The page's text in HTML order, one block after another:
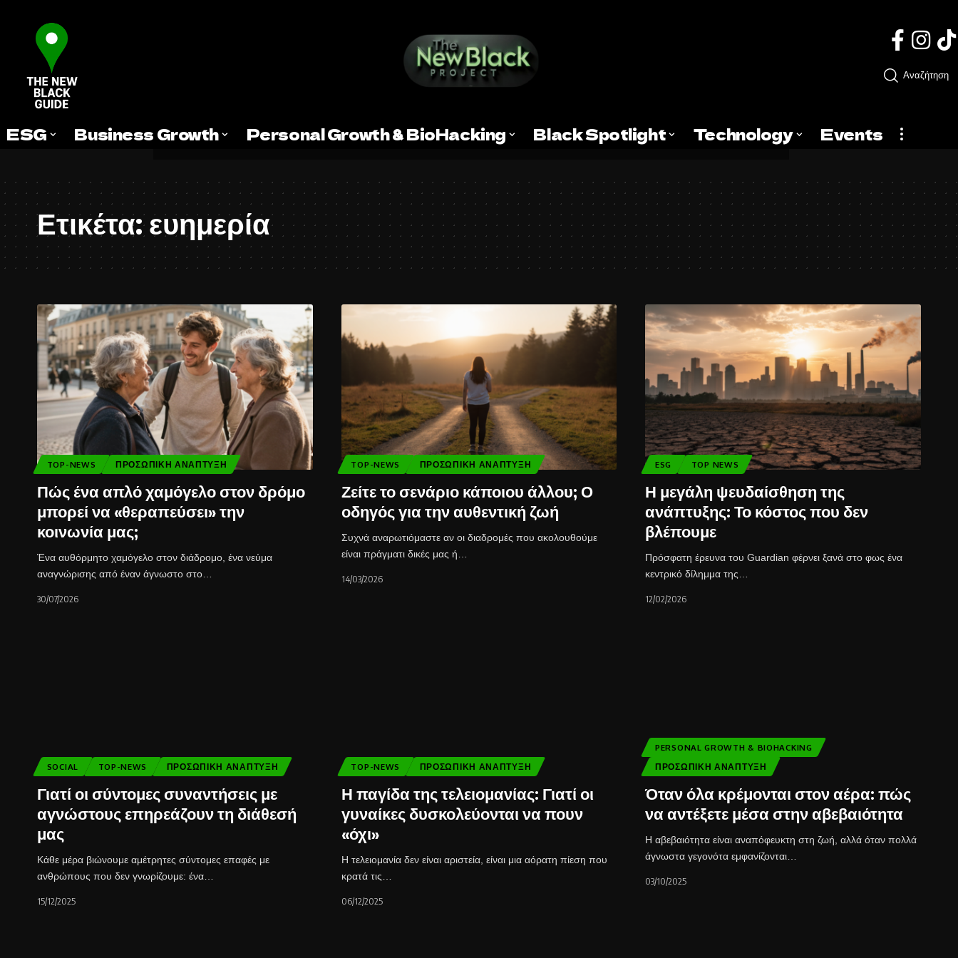
Αναζήτηση
ESG Business Growth Personal Growth & BioHacking Black Spotlight Technology Events
Ετικέτα:ευημερία
TOP-NEWS ΠΡΟΣΩΠΙΚΉ ΑΝΆΠΤΥΞΗ
Πώς ένα απλό χαμόγελο στον δρόμο
μπορεί να «θεραπεύσει» την
κοινωνία μας;
Ένα αυθόρμητο χαμόγελο στον διάδρομο, ένα νεύμα
αναγνώρισης από έναν άγνωστο στο…
30/07/2026
TOP-NEWS ΠΡΟΣΩΠΙΚΉ ΑΝΆΠΤΥΞΗ
Ζείτε το σενάριο κάποιου άλλου; Ο
οδηγός για την αυθεντική ζωή
Συχνά αναρωτιόμαστε αν οι διαδρομές που ακολουθούμε
είναι πράγματι δικές μας ή…
14/03/2026
ESG TOP NEWS
Η μεγάλη ψευδαίσθηση της
ανάπτυξης: Το κόστος που δεν
βλέπουμε
Πρόσφατη έρευνα του Guardian φέρνει ξανά στο φως ένα
κεντρικό δίλημμα της…
12/02/2026
SOCIAL TOP-NEWS ΠΡΟΣΩΠΙΚΉ ΑΝΆΠΤΥΞΗ
Γιατί οι σύντομες συναντήσεις με
αγνώστους επηρεάζουν τη διάθεσή
μας
Κάθε μέρα βιώνουμε αμέτρητες σύντομες επαφές με
ανθρώπους που δεν γνωρίζουμε: ένα…
15/12/2025
TOP-NEWS ΠΡΟΣΩΠΙΚΉ ΑΝΆΠΤΥΞΗ
Η παγίδα της τελειομανίας: Γιατί οι
γυναίκες δυσκολεύονται να πουν
«όχι»
Η τελειομανία δεν είναι αριστεία, είναι μια αόρατη πίεση που
κρατά τις…
06/12/2025
PERSONAL GROWTH & BIOHACKING
ΠΡΟΣΩΠΙΚΉ ΑΝΆΠΤΥΞΗ
Όταν όλα κρέμονται στον αέρα: πώς
να αντέξετε μέσα στην αβεβαιότητα
Η αβεβαιότητα είναι αναπόφευκτη στη ζωή, αλλά όταν πολλά
άγνωστα γεγονότα εμφανίζονται…
03/10/2025